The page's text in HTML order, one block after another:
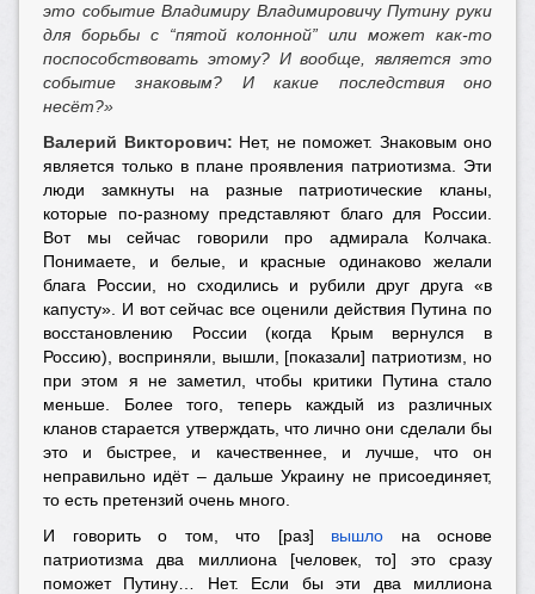
это событие Владимиру Владимировичу Путину руки
для борьбы с “пятой колонной” или может как-то
поспособствовать этому? И вообще, является это
событие знаковым? И какие последствия оно
несёт?»
Валерий Викторович: Нет, не поможет. Знаковым оно
является только в плане проявления патриотизма. Эти
люди замкнуты на разные патриотические кланы,
которые по-разному представляют благо для России.
Вот мы сейчас говорили про адмирала Колчака.
Понимаете, и белые, и красные одинаково желали
блага России, но сходились и рубили друг друга «в
капусту». И вот сейчас все оценили действия Путина по
восстановлению России (когда Крым вернулся в
Россию), восприняли, вышли, [показали] патриотизм, но
при этом я не заметил, чтобы критики Путина стало
меньше. Более того, теперь каждый из различных
кланов старается утверждать, что лично они сделали бы
это и быстрее, и качественнее, и лучше, что он
неправильно идёт – дальше Украину не присоединяет,
то есть претензий очень много.
И говорить о том, что [раз] вышло на основе
патриотизма два миллиона [человек, то] это сразу
поможет Путину… Нет. Если бы эти два миллиона